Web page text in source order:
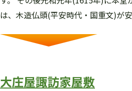
は、木造仏頭(平安時代・国重文)が安
大庄屋諏訪家屋敷